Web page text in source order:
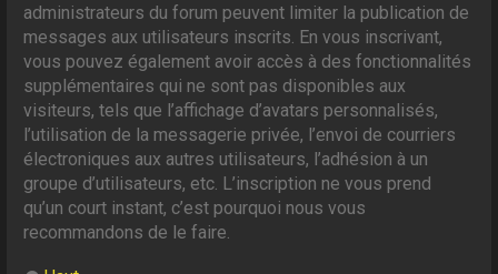
administrateurs du forum peuvent limiter la publication de
messages aux utilisateurs inscrits. En vous inscrivant,
vous pouvez également avoir accès à des fonctionnalités
supplémentaires qui ne sont pas disponibles aux
visiteurs, tels que l’affichage d’avatars personnalisés,
l’utilisation de la messagerie privée, l’envoi de courriers
électroniques aux autres utilisateurs, l’adhésion à un
groupe d’utilisateurs, etc. L’inscription ne vous prend
qu’un court instant, c’est pourquoi nous vous
recommandons de le faire.